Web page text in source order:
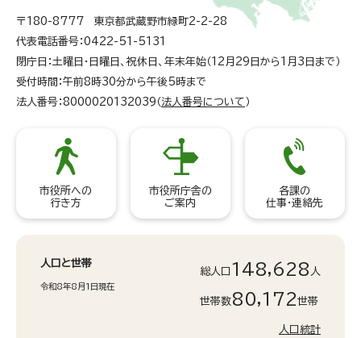
〒180-8777 東京都武蔵野市緑町2-2-28
代表電話番号：0422-51-5131
閉庁日：土曜日・日曜日、祝休日、年末年始（12月29日から1月3日まで）
受付時間：午前8時30分から午後5時まで
法人番号：8000020132039（ 法人番号について ）
市役所への
行き方
市役所庁舎の
ご案内
各課の
仕事・連絡先
人口と世帯
令和8年8月1日現在
総人口 148,628 人
世帯数80,172世帯
人口統計